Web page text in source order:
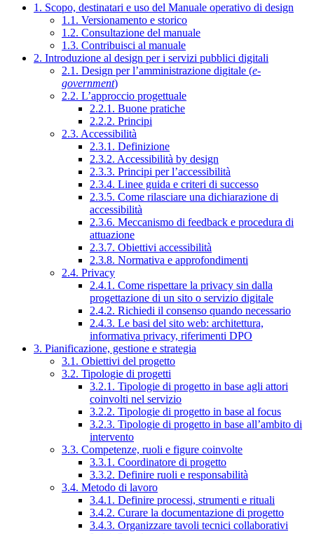
1. Scopo, destinatari e uso del Manuale operativo di design
1.1. Versionamento e storico
1.2. Consultazione del manuale
1.3. Contribuisci al manuale
2. Introduzione al design per i servizi pubblici digitali
2.1. Design per l’amministrazione digitale (e-
government)
2.2. L’approccio progettuale
2.2.1. Buone pratiche
2.2.2. Principi
2.3. Accessibilità
2.3.1. Definizione
2.3.2. Accessibilità by design
2.3.3. Principi per l’accessibilità
2.3.4. Linee guida e criteri di successo
2.3.5. Come rilasciare una dichiarazione di
accessibilità
2.3.6. Meccanismo di feedback e procedura di
attuazione
2.3.7. Obiettivi accessibilità
2.3.8. Normativa e approfondimenti
2.4. Privacy
2.4.1. Come rispettare la privacy sin dalla
progettazione di un sito o servizio digitale
2.4.2. Richiedi il consenso quando necessario
2.4.3. Le basi del sito web: architettura,
informativa privacy, riferimenti DPO
3. Pianificazione, gestione e strategia
3.1. Obiettivi del progetto
3.2. Tipologie di progetti
3.2.1. Tipologie di progetto in base agli attori
coinvolti nel servizio
3.2.2. Tipologie di progetto in base al focus
3.2.3. Tipologie di progetto in base all’ambito di
intervento
3.3. Competenze, ruoli e figure coinvolte
3.3.1. Coordinatore di progetto
3.3.2. Definire ruoli e responsabilità
3.4. Metodo di lavoro
3.4.1. Definire processi, strumenti e rituali
3.4.2. Curare la documentazione di progetto
3.4.3. Organizzare tavoli tecnici collaborativi